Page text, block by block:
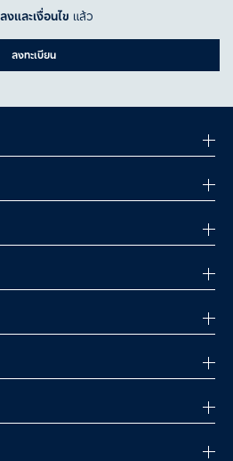
และเงื่อนไข แล้ว
ลงทะเบียน